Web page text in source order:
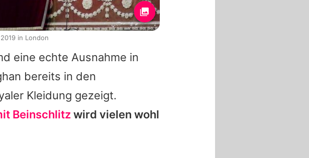
eine echte Ausnahme in
bereits in den
Kleidung gezeigt.
Beinschlitzwird vielen wohl
in London